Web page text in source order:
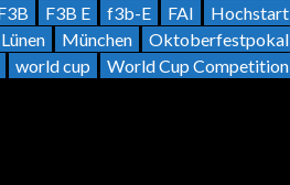
F3B E f3b-E FAI
Hochstart
Lünen München
Oktoberfestpokal
world cup World Cup Competition